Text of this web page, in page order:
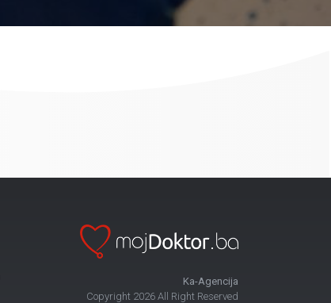
Ka-Agencija
Copyright 2026 All Right Reserved